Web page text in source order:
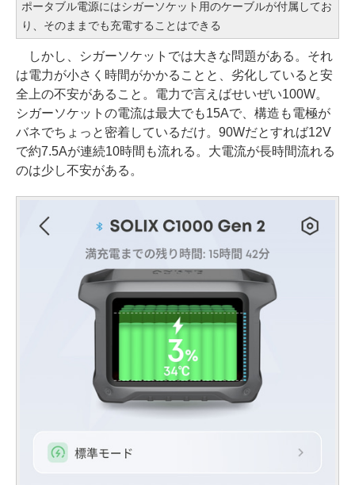
ポータブル電源にはシガーソケット用のケーブルが付属してお
り、そのままでも充電することはできる
しかし、シガーソケットでは大きな問題がある。それ
は電力が小さく時間がかかることと、劣化していると安
全上の不安があること。電力で言えばせいぜい100W。
シガーソケットの電流は最大でも15Aで、構造も電極が
バネでちょっと密着しているだけ。90Wだとすれば12V
で約7.5Aが連続10時間も流れる。大電流が長時間流れる
のは少し不安がある。